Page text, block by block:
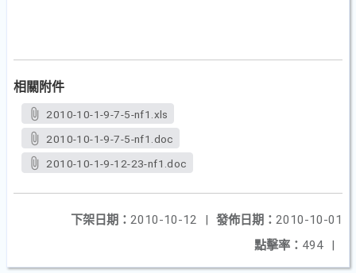
相關附件
2010-10-1-9-7-5-nf1.xls
2010-10-1-9-7-5-nf1.doc
2010-10-1-9-12-23-nf1.doc
發佈日期： 2010-10-01
下架日期： 2010-10-12
|
點擊率： 494 |